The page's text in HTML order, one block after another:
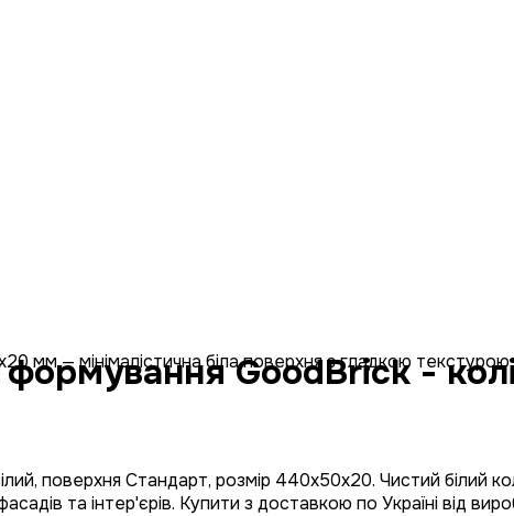
GoodBrick -
поверхня Стандарт, розмір 440x50x20. Чистий білий
та інтер'єрів. Купити з доставкою по Україні від